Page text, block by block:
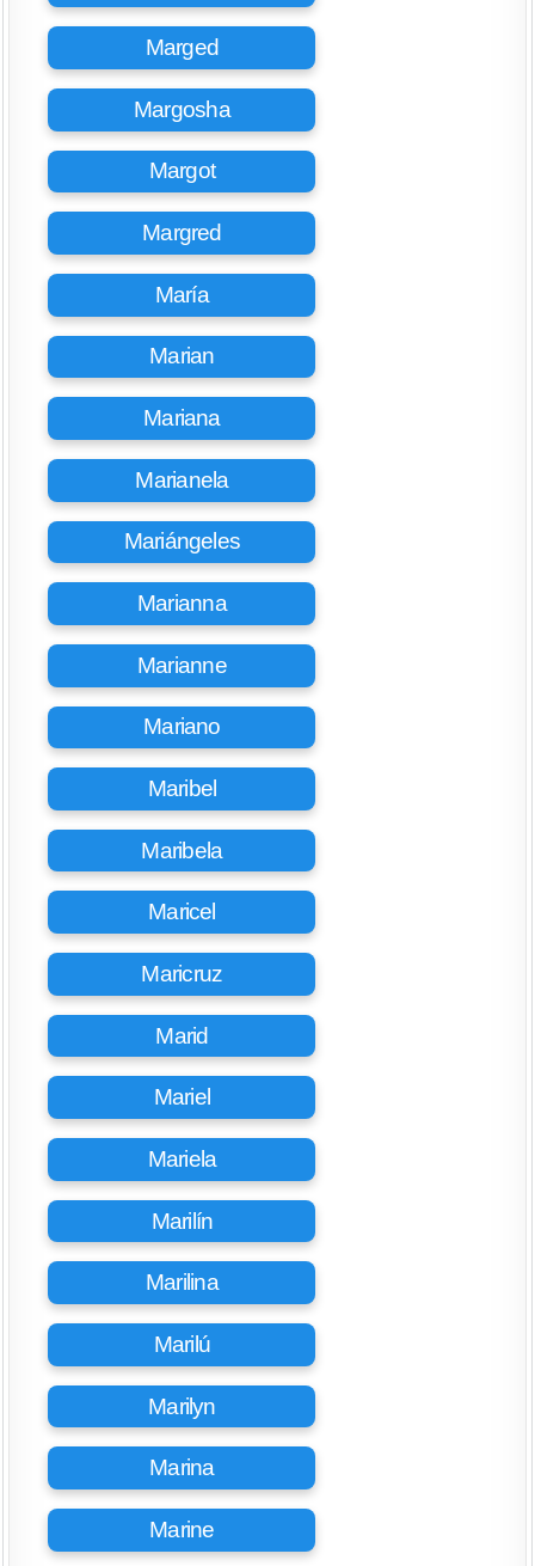
Marged
Margosha
Margot
Margred
María
Marian
Mariana
Marianela
Mariángeles
Marianna
Marianne
Mariano
Maribel
Maribela
Maricel
Maricruz
Marid
Mariel
Mariela
Marilín
Marilina
Marilú
Marilyn
Marina
Marine